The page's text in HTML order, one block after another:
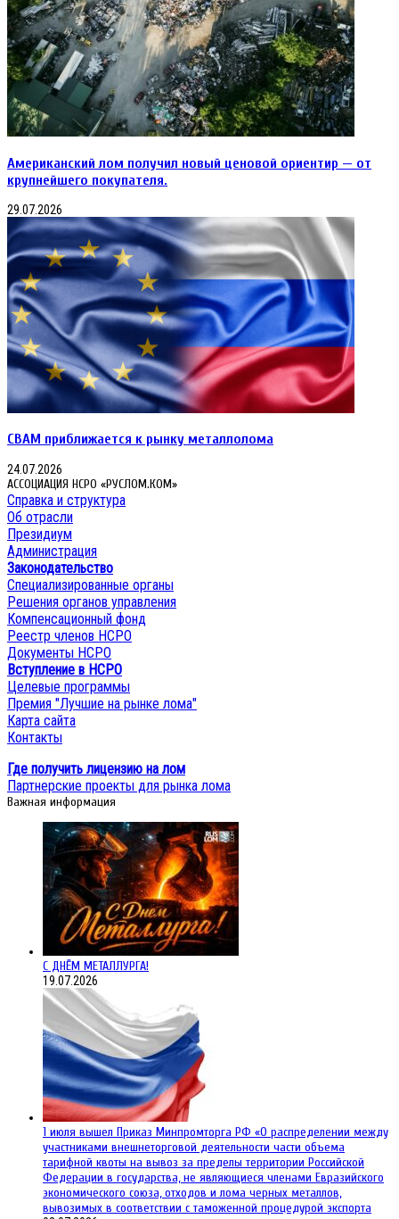
Американский лом получил новый ценовой ориентир — от
крупнейшего покупателя.
29.07.2026
CBAM приближается к рынку металлолома
24.07.2026
АССОЦИАЦИЯ НСРО «РУСЛОМ.КОМ»
Справка и структура
Об отрасли
Президиум
Администрация
Законодательство
Специализированные органы
Решения органов управления
Компенсационный фонд
Реестр членов НСРО
Документы НСРО
Вступление в НСРО
Целевые программы
Премия "Лучшие на рынке лома"
Карта сайта
Контакты
Где получить лицензию на лом
Партнерские проекты для рынка лома
Важная информация
С ДНЁМ МЕТАЛЛУРГА!
19.07.2026
1 июля вышел Приказ Минпромторга РФ «О распределении между
участниками внешнеторговой деятельности части объема
тарифной квоты на вывоз за пределы территории Российской
Федерации в государства, не являющиеся членами Евразийского
экономического союза, отходов и лома черных металлов,
вывозимых в соответствии с таможенной процедурой экспорта